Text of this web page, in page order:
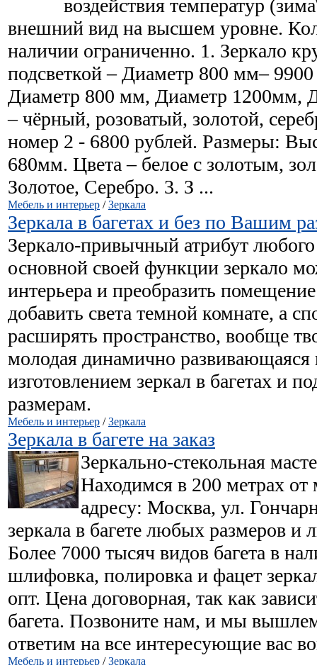
воздействия температур
внешний вид на высшем уровне.
наличии ограниченно. 1. Зеркало
подсветкой – Диаметр 800 мм–
Диаметр 800 мм, Диаметр 1200мм,
– чёрный, розоватый, золотой,
номер 2 - 6800 рублей. Размеры:
680мм. Цвета – белое с золотым,
Золотое, Серебро. 3. З ...
Мебель и интерьер /Зеркала
Зеркала в багетах и без по Вашим
Зеркало-привычный атрибут
основной своей функции зеркало
интерьера и преобразить
добавить света темной комнате, а
расширять пространство, вообще
молодая динамично
изготовлением зеркал в багетах и
размерам.
Мебель и интерьер /Зеркала
Зеркала в багете на заказ
Зеркально-стекольная
Находимся в 200 метрах от
адресу: Москва, ул.
зеркала в багете любых размеров и
Более 7000 тысяч видов багета в
шлифовка, полировка и фацет
опт. Цена договорная, так как
багета. Позвоните нам, и мы
ответим на все интересующие вас
Мебель и интерьер /Зеркала